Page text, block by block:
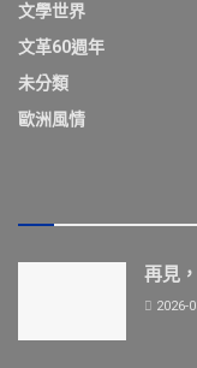
文學世界
文革60週年
未分類
歐洲風情
再見
2026-